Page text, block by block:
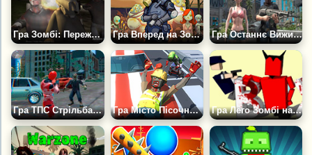
Гра Зомбі: Переживи Ніч Гра Вперед на Зомбі Війну Гра Останнє Виживання 2
Гра ТПС Стрільба: Зомбі Апокаліпсис Гра Місто Пісочниця: Тачки, Зомбі, Грязьові Ляльки! Гра Лего Зомбі на Двох